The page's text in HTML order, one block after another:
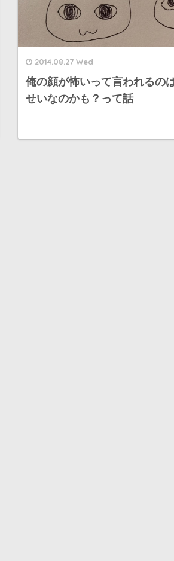
2014.08.27 Wed
俺の顔が怖いって言われるの
せいなのかも？って話